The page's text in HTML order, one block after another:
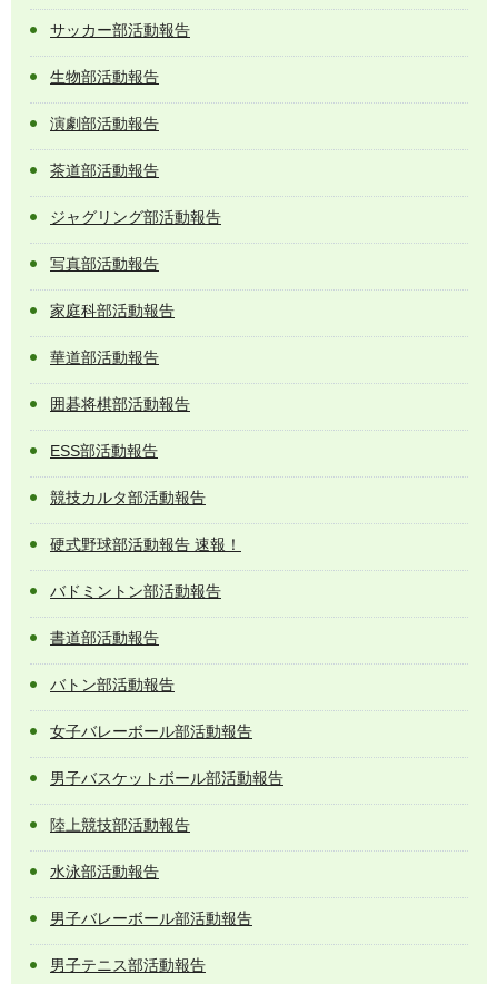
サッカー部活動報告
生物部活動報告
演劇部活動報告
茶道部活動報告
ジャグリング部活動報告
写真部活動報告
家庭科部活動報告
華道部活動報告
囲碁将棋部活動報告
ESS部活動報告
競技カルタ部活動報告
硬式野球部活動報告 速報！
バドミントン部活動報告
書道部活動報告
バトン部活動報告
女子バレーボール部活動報告
男子バスケットボール部活動報告
陸上競技部活動報告
水泳部活動報告
男子バレーボール部活動報告
男子テニス部活動報告